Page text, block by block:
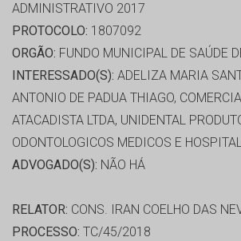
ADMINISTRATIVO 2017
PROTOCOLO: 1807092
ORGÃO: FUNDO MUNICIPAL DE SAÚDE
INTERESSADO(S): ADELIZA MARIA
ANTONIO DE PADUA THIAGO,
ATACADISTA LTDA, UNIDENTAL
ODONTOLOGICOS MEDICOS E
ADVOGADO(S): NÃO HÁ
RELATOR: CONS. IRAN COELHO DAS
PROCESSO: TC/45/2018